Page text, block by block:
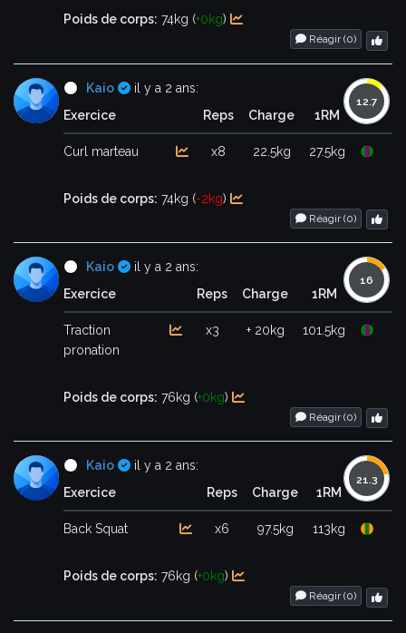
Poids de corps: 74kg (+0kg)
Réagir (0)
Kaio Certifié
il y a 2 ans:
Exercice
Reps Charge 1RM
Curl marteau x8 22.5kg 27.5kg
Poids de corps: 74kg (-2kg)
Réagir (0)
Kaio Certifié
il y a 2 ans:
Exercice
Reps Charge 1RM
Traction
pronation
x3 + 20kg 101.5kg
Poids de corps: 76kg (+0kg)
Réagir (0)
Kaio Certifié
il y a 2 ans:
Exercice
Reps Charge 1RM
Back Squat x6 97.5kg 113kg
Poids de corps: 76kg (+0kg)
Réagir (0)